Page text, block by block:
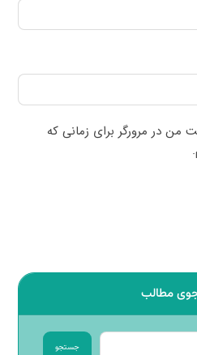
من در مرورگر برای زمانی که
مطالب
جستجو